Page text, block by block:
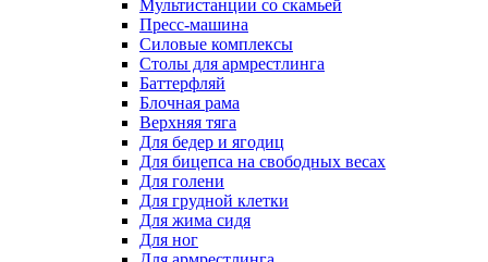
Мультистанции со скамьей
Пресс-машина
Силовые комплексы
Столы для армрестлинга
Баттерфляй
Блочная рама
Верхняя тяга
Для бедер и ягодиц
Для бицепса на свободных весах
Для голени
Для грудной клетки
Для жима сидя
Для ног